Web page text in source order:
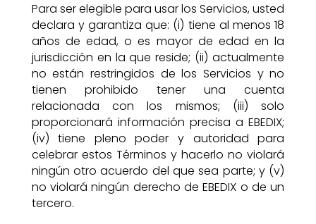
Para ser elegible para usar los Servicios, usted
declara y garantiza que: (i) tiene al menos 18
años de edad, o es mayor de edad en la
jurisdicción en la que reside; (ii) actualmente
no están restringidos de los Servicios y no
tienen prohibido tener una cuenta
relacionada con los mismos; (iii) solo
proporcionará información precisa a EBEDIX;
(iv) tiene pleno poder y autoridad para
celebrar estos Términos y hacerlo no violará
ningún otro acuerdo del que sea parte; y (v)
no violará ningún derecho de EBEDIX o de un
tercero.